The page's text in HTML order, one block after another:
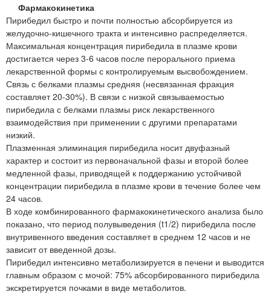
Фармакокинетика
Пирибедил быстро и почти полностью абсорбируется из
желудочно-кишечного тракта и интенсивно распределяется.
Максимальная концентрация пирибедила в плазме крови
достигается через 3-6 часов после перорального приема
лекарственной формы с контролируемым высвобождением.
Связь с белками плазмы средняя (несвязанная фракция
составляет 20-30%). В связи с низкой связываемостью
пирибедила с белками плазмы риск лекарственного
взаимодействия при применении с другими препаратами
низкий.
Плазменная элиминация пирибедила носит двуфазный
характер и состоит из первоначальной фазы и второй более
медленной фазы, приводящей к поддержанию устойчивой
концентрации пирибедила в плазме крови в течение более чем
24 часов.
В ходе комбинированного фармакокинетического анализа было
показано, что период полувыведения (t1/2) пирибедила после
внутривенного введения составляет в среднем 12 часов и не
зависит от введенной дозы.
Пирибедил интенсивно метаболизируется в печени и выводится
главным образом с мочой: 75% абсорбированного пирибедила
экскретируется почками в виде метаболитов.